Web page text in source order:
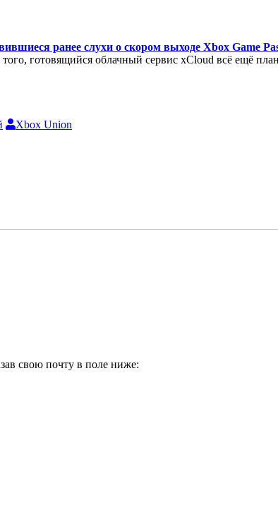
ранее слухи о скором выходе Xbox Game
готовящийся облачный сервис xCloud всё ещё
Xbox Union
свою почту в поле ниже: